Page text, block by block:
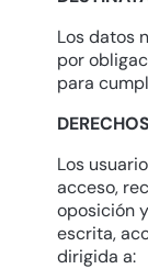
Los datos
por
para
Los
acceso,
oposición
escrita,
dirigida a: